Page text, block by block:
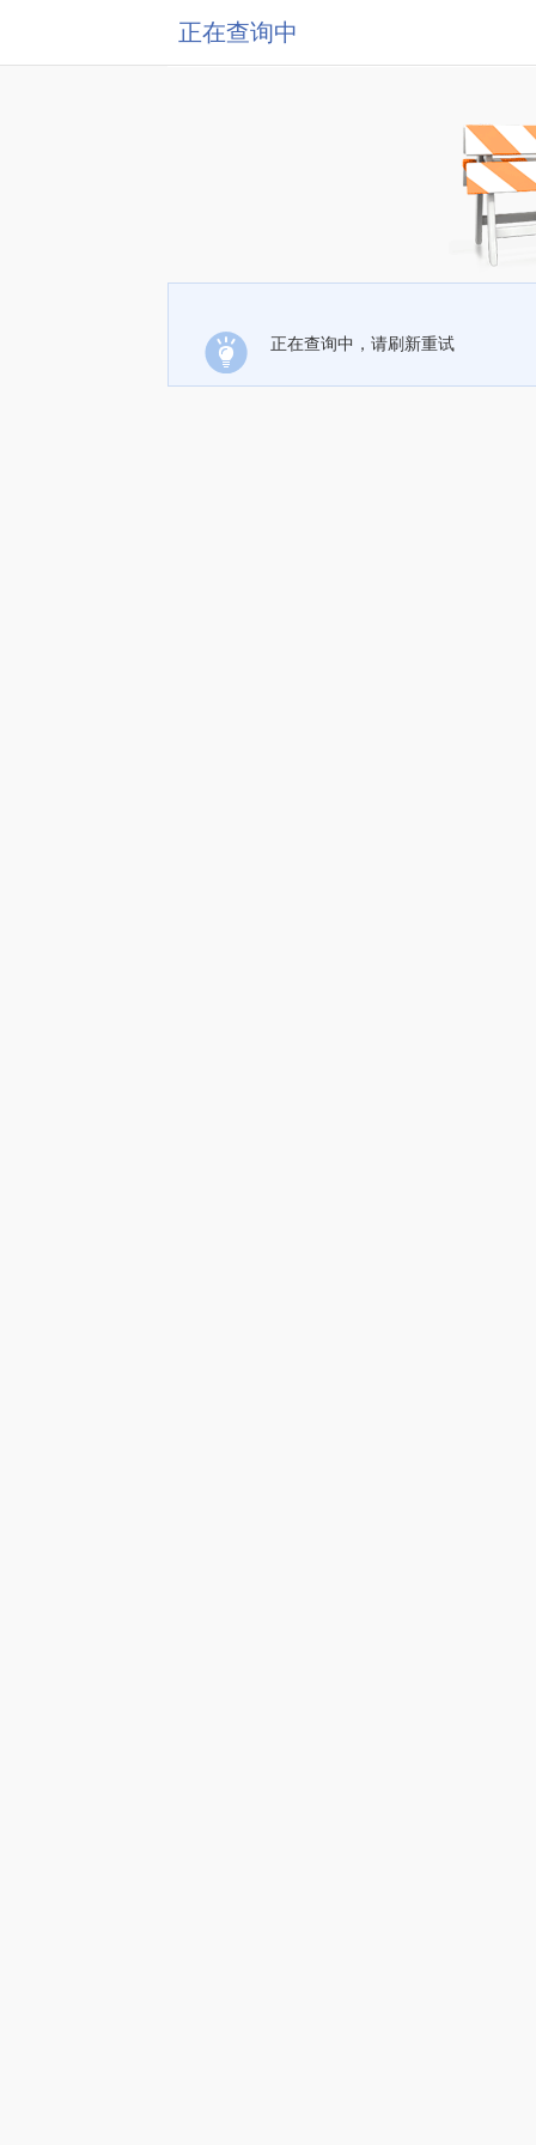
正在查询中
正在查询中，请刷新重试